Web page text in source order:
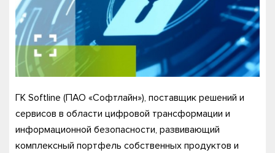
ГК Softline (ПАО «Софтлайн»), поставщик решений и
сервисов в области цифровой трансформации и
информационной безопасности, развивающий
комплексный портфель собственных продуктов и